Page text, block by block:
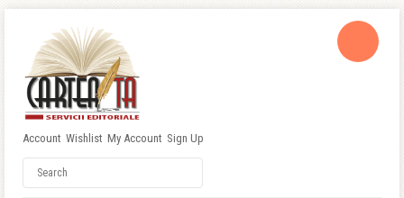
Account Wishlist My Account Sign Up